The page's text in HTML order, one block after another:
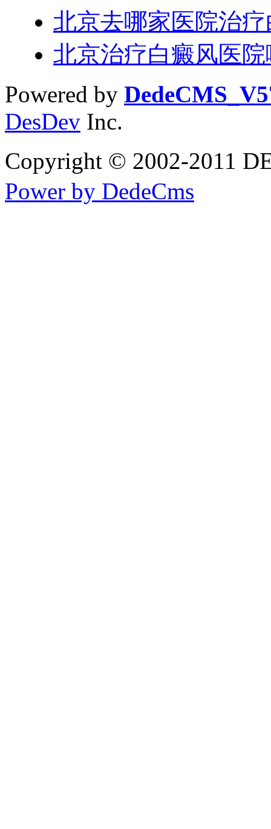
北京去哪家医院治
北京治疗白癜风医
Powered by
DesDev Inc.
Copyright © 2002-2011
Power by DedeCms